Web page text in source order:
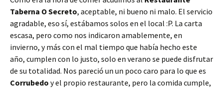
Taberna O Secreto, aceptable, ni bueno ni malo. El servicio
agradable, eso sí, estábamos solos en el local :P. La carta
escasa, pero como nos indicaron amablemente, en
invierno, y más con el mal tiempo que había hecho este
año, cumplen con lo justo, solo en verano se puede disfrutar
de su totalidad. Nos pareció un un poco caro para lo que es
Corrubedo y el propio restaurante, pero la comida cumple,